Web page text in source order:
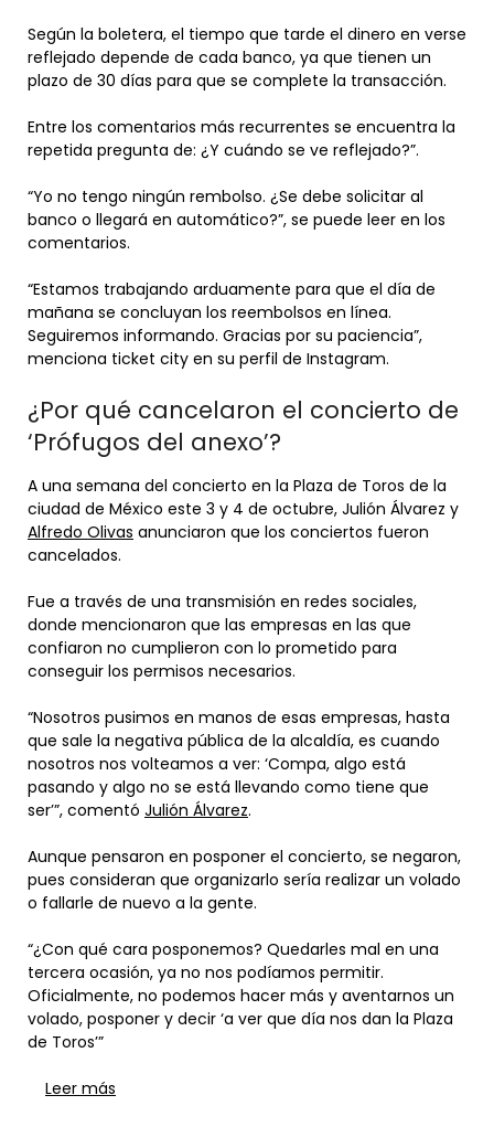
Según la boletera, el tiempo que tarde el dinero en verse
reflejado depende de cada banco, ya que tienen un
plazo de 30 días para que se complete la transacción.
Entre los comentarios más recurrentes se encuentra la
repetida pregunta de: ¿Y cuándo se ve reflejado?”.
“Yo no tengo ningún rembolso. ¿Se debe solicitar al
banco o llegará en automático?”, se puede leer en los
comentarios.
“Estamos trabajando arduamente para que el día de
mañana se concluyan los reembolsos en línea.
Seguiremos informando. Gracias por su paciencia”,
menciona ticket city en su perfil de Instagram.
¿Por qué cancelaron el concierto de
‘Prófugos del anexo’?
A una semana del concierto en la Plaza de Toros de la
ciudad de México este 3 y 4 de octubre, Julión Álvarez y
Alfredo Olivas anunciaron que los conciertos fueron
cancelados.
Fue a través de una transmisión en redes sociales,
donde mencionaron que las empresas en las que
confiaron no cumplieron con lo prometido para
conseguir los permisos necesarios.
“Nosotros pusimos en manos de esas empresas, hasta
que sale la negativa pública de la alcaldía, es cuando
nosotros nos volteamos a ver: ‘Compa, algo está
pasando y algo no se está llevando como tiene que
ser’”, comentó Julión Álvarez.
Aunque pensaron en posponer el concierto, se negaron,
pues consideran que organizarlo sería realizar un volado
o fallarle de nuevo a la gente.
“¿Con qué cara posponemos? Quedarles mal en una
tercera ocasión, ya no nos podíamos permitir.
Oficialmente, no podemos hacer más y aventarnos un
volado, posponer y decir ‘a ver que día nos dan la Plaza
de Toros’”
Leer más